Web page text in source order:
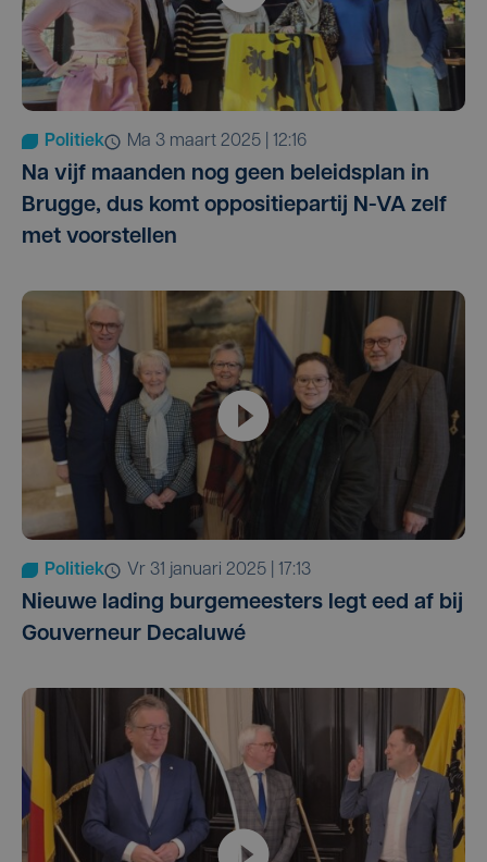
Politiek ma 3 maart 2025 | 12:16
Na vijf maanden nog geen beleidsplan in
Brugge, dus komt oppositiepartij N-VA zelf
met voorstellen
Politiek vr 31 januari 2025 | 17:13
Nieuwe lading burgemeesters legt eed af bij
Gouverneur Decaluwé